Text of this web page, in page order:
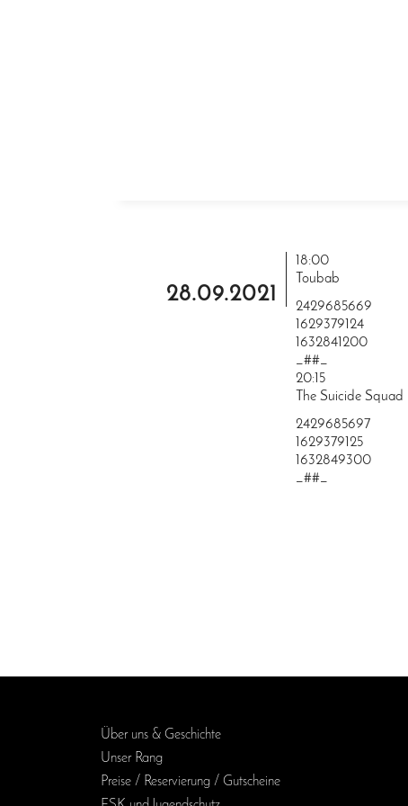
28.09.2021
18:00
Toubab
2429685669
1629379124
1632841200
_##_
20:15
The Suicide Squad
2429685697
1629379125
1632849300
_##_
Über uns & Geschichte
Unser Rang
Preise / Reservierung / Gutscheine